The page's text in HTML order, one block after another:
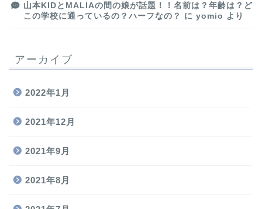
山本KIDとMALIAの間の娘が話題！！名前は？年齢は？ど
この学校に通っているの？ハーフなの？
に yomio より
アーカイブ
2022年1月
2021年12月
2021年9月
2021年8月